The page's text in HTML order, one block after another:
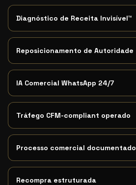
Diagnóstico de Receita Invisível™
Reposicionamento de Autoridade
IA Comercial WhatsApp 24/7
Tráfego CFM-compliant operado
Processo comercial documentado
Recompra estruturada